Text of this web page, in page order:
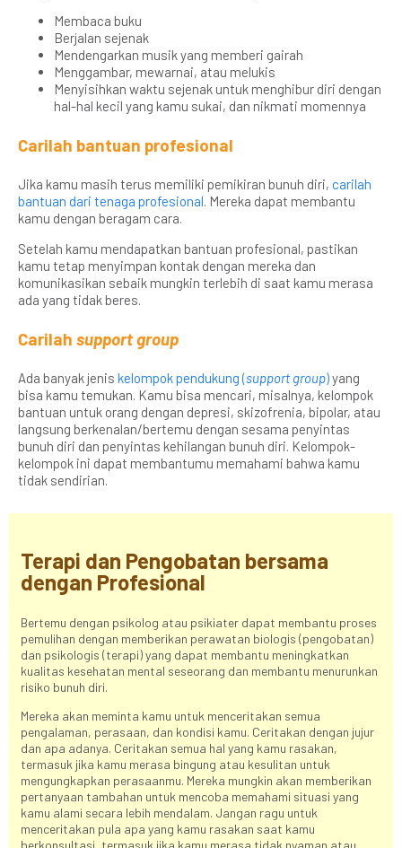
Membaca buku
Berjalan sejenak
Mendengarkan musik yang memberi gairah
Menggambar, mewarnai, atau melukis
Menyisihkan waktu sejenak untuk menghibur diri dengan
hal-hal kecil yang kamu sukai, dan nikmati momennya
Carilah bantuan profesional
Jika kamu masih terus memiliki pemikiran bunuh diri, carilah
bantuan dari tenaga profesional. Mereka dapat membantu
kamu dengan beragam cara.
Setelah kamu mendapatkan bantuan profesional, pastikan
kamu tetap menyimpan kontak dengan mereka dan
komunikasikan sebaik mungkin terlebih di saat kamu merasa
ada yang tidak beres.
Carilah support group
Ada banyak jenis kelompok pendukung (support group)yang
bisa kamu temukan. Kamu bisa mencari, misalnya, kelompok
bantuan untuk orang dengan depresi, skizofrenia, bipolar, atau
langsung berkenalan/bertemu dengan sesama penyintas
bunuh diri dan penyintas kehilangan bunuh diri. Kelompok-
kelompok ini dapat membantumu memahami bahwa kamu
tidak sendirian.
Terapi dan Pengobatan bersama
dengan Profesional
Bertemu dengan psikolog atau psikiater dapat membantu proses
pemulihan dengan memberikan perawatan biologis (pengobatan)
dan psikologis (terapi) yang dapat membantu meningkatkan
kualitas kesehatan mental seseorang dan membantu menurunkan
risiko bunuh diri.
Mereka akan meminta kamu untuk menceritakan semua
pengalaman, perasaan, dan kondisi kamu. Ceritakan dengan jujur
dan apa adanya. Ceritakan semua hal yang kamu rasakan,
termasuk jika kamu merasa bingung atau kesulitan untuk
mengungkapkan perasaanmu. Mereka mungkin akan memberikan
pertanyaan tambahan untuk mencoba memahami situasi yang
kamu alami secara lebih mendalam. Jangan ragu untuk
menceritakan pula apa yang kamu rasakan saat kamu